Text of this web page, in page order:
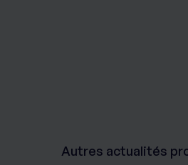
Autres actualités